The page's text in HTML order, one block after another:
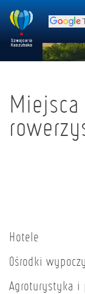
Hotele
Ośrodki
Agroturystyka i